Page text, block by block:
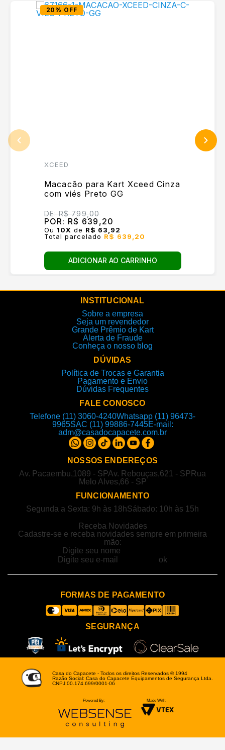
20% OFF
XCEED
Macacão para Kart Xceed Cinza
com viés Preto GG
DE:R$ 799,00
POR: R$ 639,20
Ou 10X de R$ 63,92
Total parcelado R$ 639,20
ADICIONAR AO CARRINHO
INSTITUCIONAL
Sobre a empresa
Seja um revendedor
Grande Prêmio de Kart
Alerta de Fraude
Conheça o nosso blog
DÚVIDAS
Política de Trocas e Garantia
Pagamento e Envio
Dúvidas Frequentes
FALE CONOSCO
Telefone (11) 3060-4240Whatsapp (11) 96473-
9965SAC (11) 99886-7445E-mail:
adm@casadocapacete.com.br
NOSSOS ENDEREÇOS
Av. Pacaembu,1089 - SPAv. Rebouças,621 - SP Rua
Melo Alves,66 - SP
FUNCIONAMENTO
Segunda a Sexta: 9h às 18hSábado: 10h às 15h
Receba Novidades
Cadastre-se e receba novidades sempre em primeira
mão:
FORMAS DE PAGAMENTO
SEGURANÇA
Casa do Capacete - Todos os direitos Reservados © 1994
Razão Social: Casa do Capacete Equipamentos de Segurança Ltda.
CNPJ:00.174.699/0001-06
Powered By: Made With: